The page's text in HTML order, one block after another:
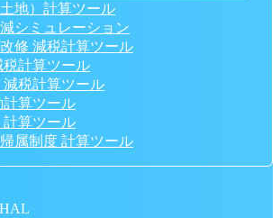
地）計算ツール
シミュレーション
修 減税計算ツール
税計算ツール
減税計算ツール
計算ツール
計算ツール
属制度 計算ツール
・土地の税金 役所・公的手続き
て住宅の固定資産税〔減税〕シミュレ
宅軽減額の税金自動計算ツール
定資産税 シミュレーション
算シミュレーション
減 シミュレーション